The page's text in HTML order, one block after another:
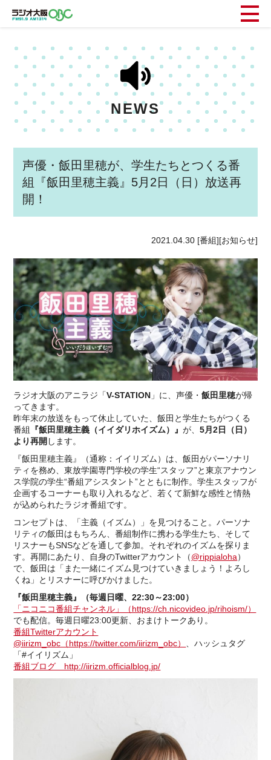
NEWS
声優・飯田里穂が、学生たちとつくる番
組『飯田里穂主義』5月2日（日）放送再
開！
2021.04.30[番組][お知らせ]
ラジオ大阪のアニラジ「V-STATION 」に、声優・飯田里穂が帰
ってきます。
昨年末の放送をもって休止していた、飯田と学生たちがつくる
番組
『飯田里穂主義（イイダリホイズム）』が、5月2日（日）
より再開 します。
『飯田里穂主義』（通称：イイリズム）は、飯田がパーソナリ
ティを務め、東放学園専門学校の学生“スタッフ”と東京アナウン
ス学院の学生“番組アシスタント”とともに制作。学生スタッフが
企画するコーナーも取り入れるなど、若くて新鮮な感性と情熱
が込められたラジオ番組です。
コンセプトは、「主義（イズム）」を見つけること。パーソナ
リティの飯田はもちろん、番組制作に携わる学生たち、そして
リスナーもSNSなどを通して参加。それぞれのイズムを探りま
す。再開にあたり、自身のTwitterアカウント（@rippialoha）
で、飯田は「また一緒にイズム見つけていきましょう！よろし
くね」とリスナーに呼びかけました。
『飯田里穂主義』（毎週日曜、22:30～23:00）
「ニコニコ番組チャンネル」（https://ch.nicovideo.jp/rihoism/）
でも配信。毎週日曜23:00更新、おまけトークあり。
番組Twitterアカウント
@iirizm_obc（https://twitter.com/iirizm_obc）
、ハッシュタグ
「#イイリズム」
番組ブログ http://iirizm.officialblog.jp/